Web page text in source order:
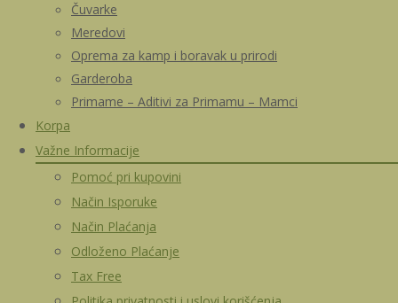
Čuvarke
Meredovi
Oprema za kamp i boravak u prirodi
Garderoba
Primame – Aditivi za Primamu – Mamci
Korpa
Važne Informacije
Pomoć pri kupovini
Način Isporuke
Način Plaćanja
Odloženo Plaćanje
Tax Free